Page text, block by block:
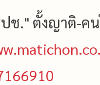
ช." ตั้งญาติ-ค